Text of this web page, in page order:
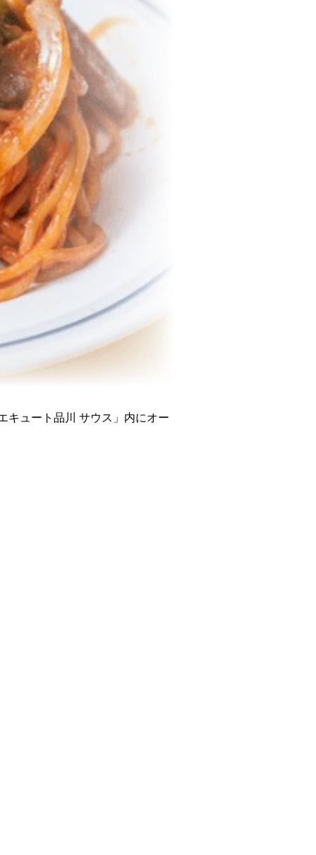
キュート品川 サウス」内にオー